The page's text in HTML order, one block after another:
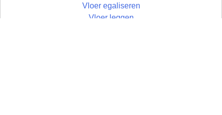
Vloer egaliseren
Vloer leggen